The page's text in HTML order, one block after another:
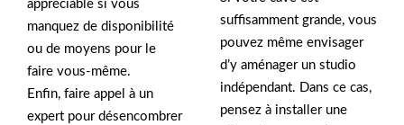
appréciable si vous
manquez de disponibilité
ou de moyens pour le
faire vous-même.
Enfin, faire appel à un
expert pour désencombrer
suffisamment grande, vous
pouvez même envisager
d’y aménager un studio
indépendant. Dans ce cas,
pensez à installer une